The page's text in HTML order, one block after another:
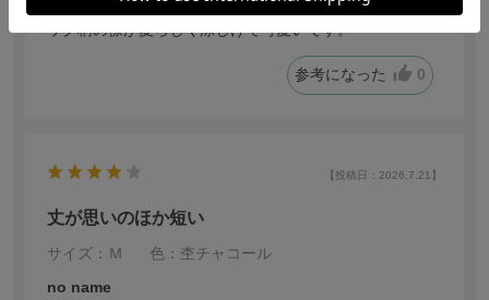
サイズが私にはちょっと大きかったけど、ブルーのチェ
ック柄の襟が夏らしく涼しげで可愛いです。
参考になった 0
【投稿日：2026.7.21】
丈が思いのほか短い
サイズ：Ｍ
色：杢チャコール
no name